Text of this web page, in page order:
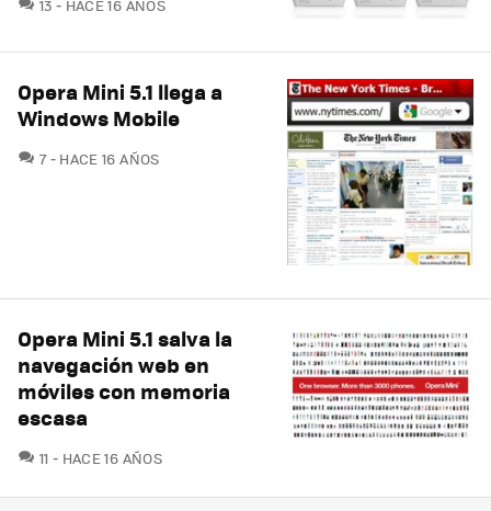
13 HACE 16 AÑOS
Opera Mini 5.1 llega a
Windows Mobile
7COMENTARIOS
HACE 16 AÑOS
Opera Mini 5.1 salva la
navegación web en
móviles con memoria
escasa
11 COMENTARIOS
HACE 16 AÑOS